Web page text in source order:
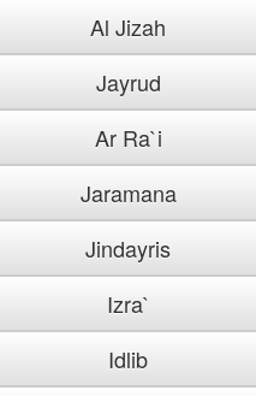
Al Jizah
Jayrud
Ar Ra`i
Jaramana
Jindayris
Izra`
Idlib